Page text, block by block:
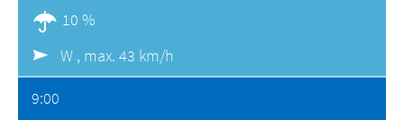
10 %
W , max. 43 km/h
9:00